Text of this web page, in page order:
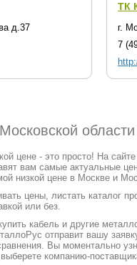
д.37
ТК
г.
7
области
цене - это просто! На
вам самые актуальные
низкой цене в Москве и
цены, листать каталог
или без.
кабель и другие
отправит вашу
Вы моментально
компанию-